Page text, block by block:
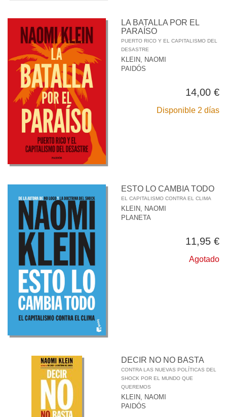
LA BATALLA POR EL
PARAÍSO
PUERTO RICO Y EL CAPITALISMO DEL
DESASTRE
KLEIN, NAOMI
PAIDÓS
14,00 €
Disponible 2 días
ESTO LO CAMBIA TODO
EL CAPITALISMO CONTRA EL CLIMA
KLEIN, NAOMI
PLANETA
11,95 €
Agotado
DECIR NO NO BASTA
CONTRA LAS NUEVAS POLÍTICAS DEL
SHOCK POR EL MUNDO QUE
QUEREMOS
KLEIN, NAOMI
PAIDÓS